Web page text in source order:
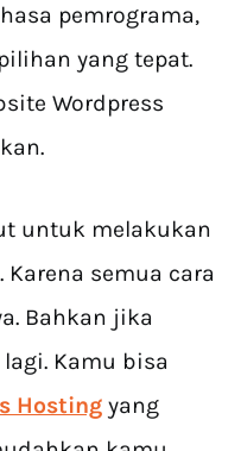
pemrograma,
yang tepat.
Wordpress
untuk melakukan
semua cara
Bahkan jika
Kamu bisa
Hosting yang